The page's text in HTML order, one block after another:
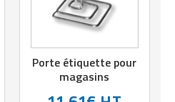
Porte étiquette pour
magasins